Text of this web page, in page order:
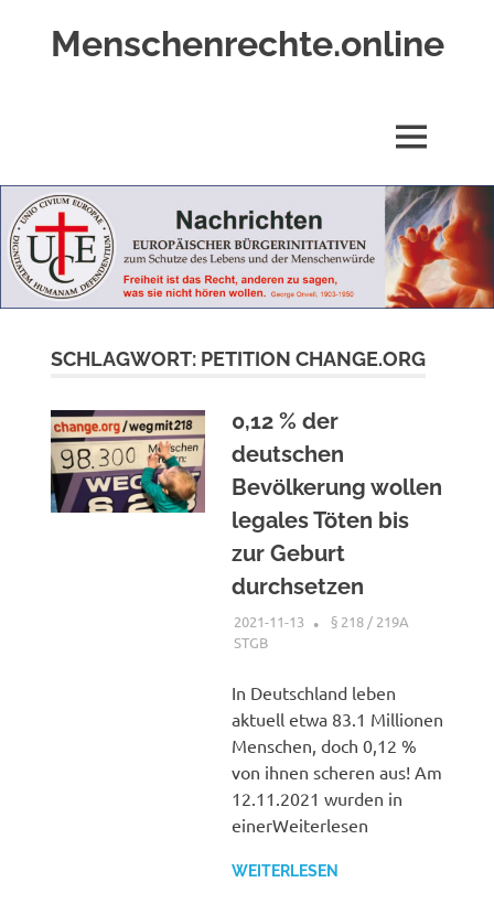
Menschenrechte.online
Geborene
wie
für
Ungeborene
MENÜ
SCHLAGWORT: PETITION CHANGE.ORG
0,12 % der
deutschen
Bevölkerung wollen
legales Töten bis
zur Geburt
durchsetzen
2021-11-13 XX
§ 218 / 219A
STGB
In Deutschland leben
aktuell etwa 83.1 Millionen
Menschen, doch 0,12 %
von ihnen scheren aus! Am
12.11.2021 wurden in
einerWeiterlesen
WEITERLESEN